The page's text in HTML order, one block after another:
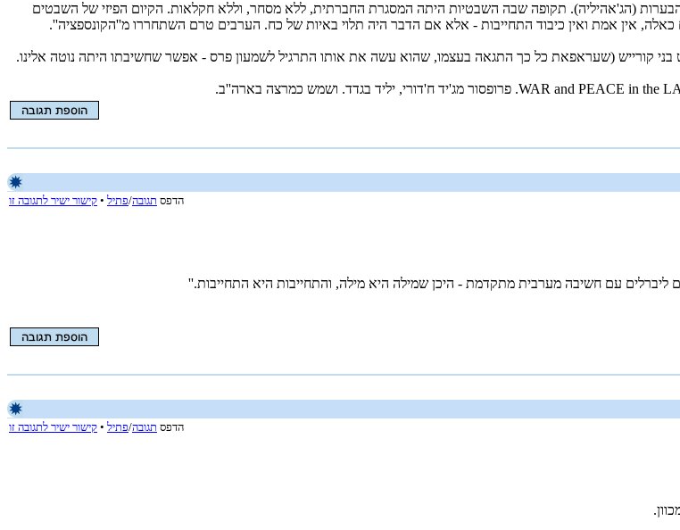
(הג'אהיליה). תקופה שבה השבטיות היתה המסגרת החברתית, ללא מסחר, וללא חקלאות. הקיום הפיזי של השבטים
אין אמת ואין כיבוד התחייבות - אלא אם הדבר היה תלוי באיות של כח. הערבים טרם השתחררו מ''הקונספציה''.
בני קורייש (שעראפאת כל כך התגאה בעצמו, שהוא עשה את אותו התרגיל לשמעון פרס - אפשר שחשיבתו היתה נוטה אלינו.
הדפס תגובה/פתיל • קישור ישיר לתגובה זו
עם חשיבה מערבית מתקדמת - היכן שמילה היא מילה, והתחייבות היא התחייבות.''
הדפס תגובה/פתיל • קישור ישיר לתגובה זו